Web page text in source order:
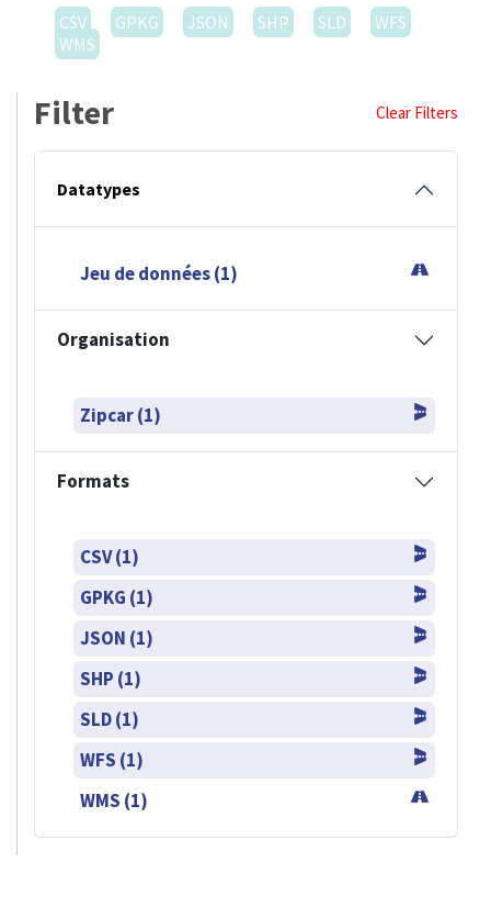
CSV
GPKG JSON SHP SLD
WFS
WMS
Filter Clear Filters
Datatypes
Jeu de données (1)
Organisation
Zipcar (1)
Formats
CSV (1)
GPKG (1)
JSON (1)
SHP (1)
SLD (1)
WFS (1)
WMS (1)